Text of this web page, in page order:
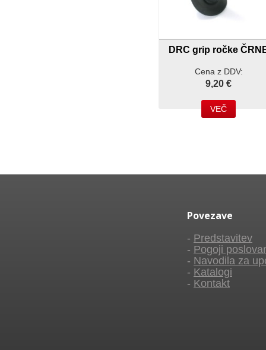
DRC grip ročke
Cena z DDV:
9,20 €
VEČ
Povezave
- Predstavitev
- Pogoji
- Navodila za
- Katalogi
- Kontakt